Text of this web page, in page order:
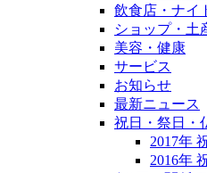
飲食店・ナイ
ショップ・土
美容・健康
サービス
お知らせ
最新ニュース
祝日・祭日・
2017年
2016年